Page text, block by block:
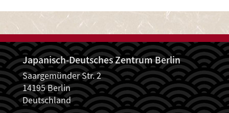
Japanisch-Deutsches Zentrum Berlin
Saargemünder Str. 2
14195 Berlin
Deutschland